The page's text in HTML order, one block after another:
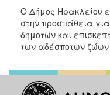
Ο Δήμος Ηρακλείου
στην προσπάθεια
δημοτών και
των αδέσποτων